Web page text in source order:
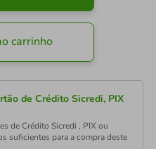
carrinho
de Crédito Sicredi, PIX
de Crédito Sicredi , PIX ou
suficientes para a compra deste